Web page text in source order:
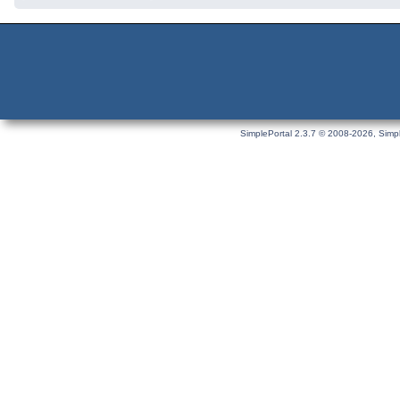
SimplePortal 2.3.7 © 2008-2026,